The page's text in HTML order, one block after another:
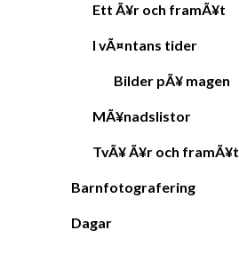
Ett Ã¥r och framÃ¥t
I vÃ¤ntans tider
Bilder pÃ¥ magen
MÃ¥nadslistor
TvÃ¥ Ã¥r och framÃ¥t
Barnfotografering
Dagar